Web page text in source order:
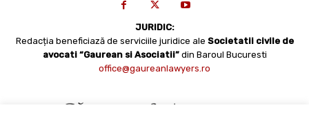
JURIDIC:
Redacția beneficiază de serviciile juridice ale Societatii civile de
avocati “Gaurean si Asociatii” din Baroul Bucuresti
office@gaureanlawyers.ro